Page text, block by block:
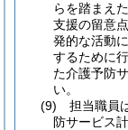
らを踏まえ
支援の留意
発的な活動
するために
た介護予防
い。
(9)
担当職員
防サービス